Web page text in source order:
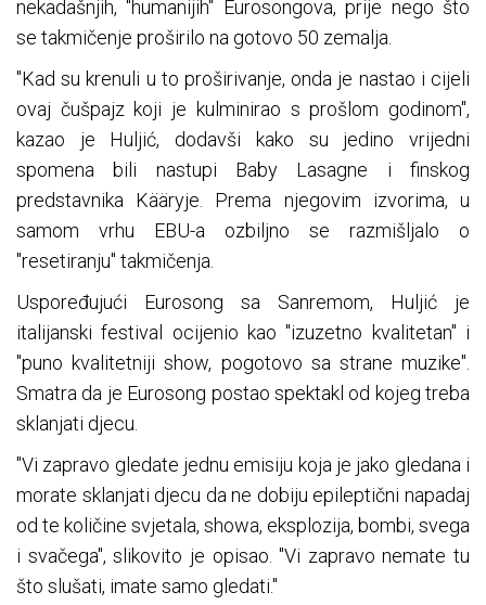
nekadašnjih, "humanijih" Eurosongova, prije nego što
se takmičenje proširilo na gotovo 50 zemalja.
"Kad su krenuli u to proširivanje, onda je nastao i cijeli
ovaj čušpajz koji je kulminirao s prošlom godinom",
kazao je Huljić, dodavši kako su jedino vrijedni
spomena bili nastupi Baby Lasagne i finskog
predstavnika Kääryje. Prema njegovim izvorima, u
samom vrhu EBU-a ozbiljno se razmišljalo o
"resetiranju" takmičenja.
Uspoređujući Eurosong sa Sanremom, Huljić je
italijanski festival ocijenio kao "izuzetno kvalitetan" i
"puno kvalitetniji show, pogotovo sa strane muzike".
Smatra da je Eurosong postao spektakl od kojeg treba
sklanjati djecu.
"Vi zapravo gledate jednu emisiju koja je jako gledana i
morate sklanjati djecu da ne dobiju epileptični napadaj
od te količine svjetala, showa, eksplozija, bombi, svega
i svačega", slikovito je opisao. "Vi zapravo nemate tu
što slušati, imate samo gledati."